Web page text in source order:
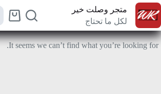
متجر وصلت خير
لكل ما تحتاج
It seems we can’t find what you’re looking for.